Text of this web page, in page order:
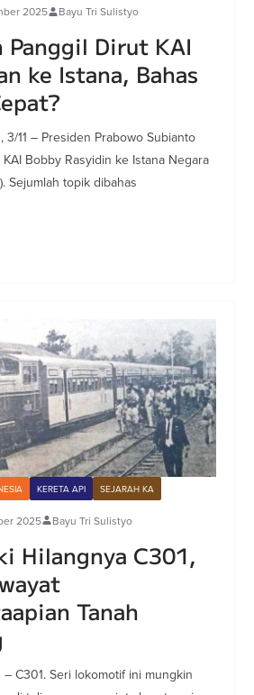
2025 Bayu Tri Sulistyo
Panggil Dirut KAI
ke Istana, Bahas
3/11 – Presiden Prabowo Subianto
Bobby Rasyidin ke Istana Negara
Sejumlah topik dibahas
KERETA API SEJARAH KA
2025 Bayu Tri Sulistyo
Hilangnya C301,
Tanah
– C301. Seri lokomotif ini mungkin